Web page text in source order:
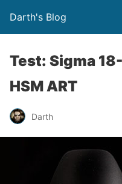
Darth's Blog
Test: Sigma
HSM ART
Darth